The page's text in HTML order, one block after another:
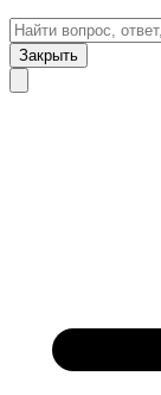
Закрыть